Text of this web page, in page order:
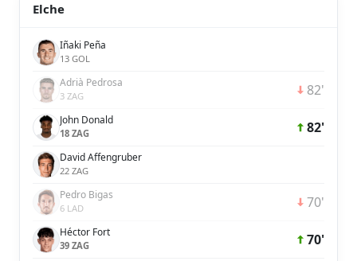
Elche
Iñaki Peña
13 GOL
Adrià Pedrosa
3 ZAG 82'
John Donald
18 ZAG 82'
David Affengruber
22 ZAG
Pedro Bigas
6 LAD 70'
Héctor Fort
39 ZAG 70'